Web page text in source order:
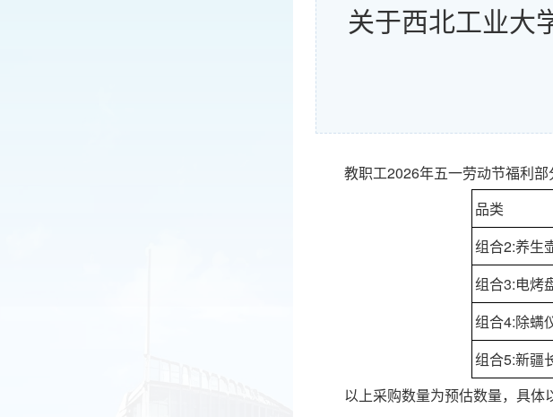
关于西北工业大
教职工2026年五一劳动节福利部
品类
组合2:养生
组合3:电烤
组合4:除螨
组合5:新疆
以上采购数量为预估数量，具体